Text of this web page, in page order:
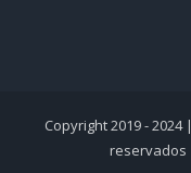
Copyright 2019 - 2024 |
reservados